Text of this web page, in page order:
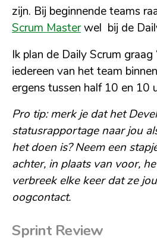
zijn. Bij beginnende teams
Scrum Masterwel bij de
Ik plan de Daily Scrum graag
iedereen van het team
ergens tussen half 10 en 10
Pro tip: merk je dat het
statusrapportage naar jou
het doen is? Neem een
achter, in plaats van voor,
verbreek elke keer dat ze
oogcontact.
Sprint Review